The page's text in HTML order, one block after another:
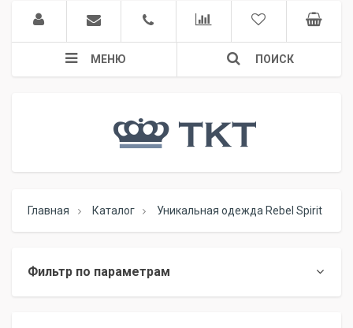
МЕНЮ ПОИСК
Главная Каталог Уникальная одежда Rebel Spirit
Фильтр по параметрам